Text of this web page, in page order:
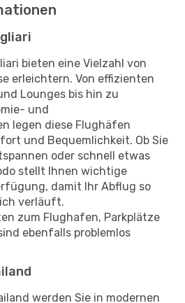
bieten eine Vielzahl von
erleichtern. Von effizienten
Lounges bis hin zu
und
legen diese Flughäfen
und Bequemlichkeit. Ob Sie
oder schnell etwas
stellt Ihnen wichtige
damit Ihr Abflug so
verläuft.
zum Flughafen, Parkplätze
ebenfalls problemlos
werden Sie in modernen